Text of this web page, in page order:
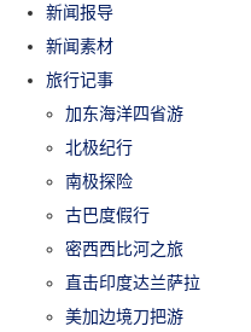
新闻报导
新闻素材
旅行记事
加东海洋四省游
北极纪行
南极探险
古巴度假行
密西西比河之旅
直击印度达兰萨拉
美加边境刀把游